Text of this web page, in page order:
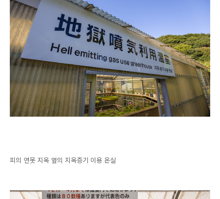
피의 연못 지옥 옆의 지옥증기 이용 온실